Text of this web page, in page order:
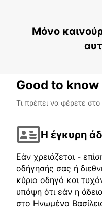
CECINA
Μόνο
Good to know
Τι πρέπει να φέρετε
Η έγκυρη
Εάν χρειάζεται -
οδήγησής σας ή
κύριο οδηγό και
υπόψη ότι εάν η
στο Ηνωμένο